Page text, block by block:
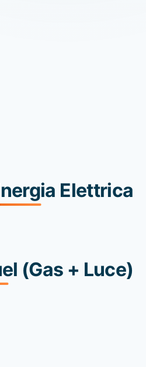
Elettrica
(Gas + Luce)